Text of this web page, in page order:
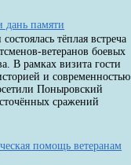
дань памяти
тёплая встреча
ветеранов боевых
В рамках визита гости
и современностью
Поныровский
сражений
помощь ветеранам